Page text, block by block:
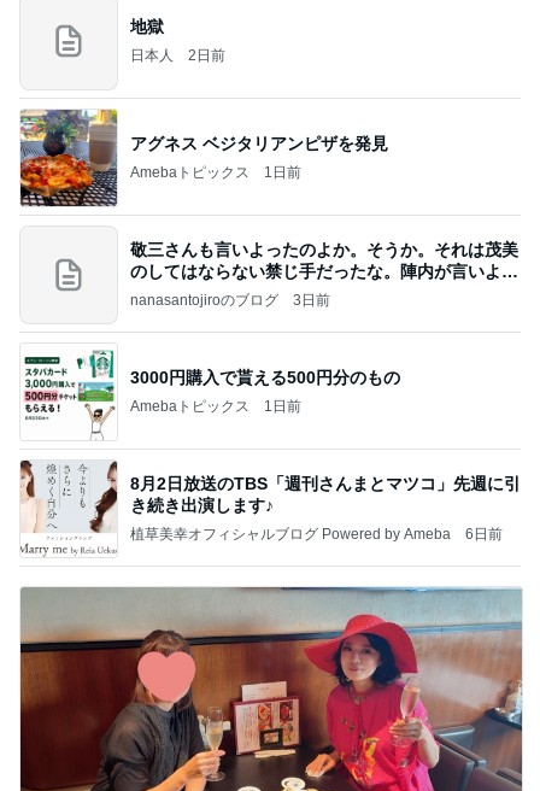
地獄
日本人 2日前
アグネス ベジタリアンピザを発見
Amebaトピックス 1日前
敬三さんも言いよったのよか。そうか。それは茂美
のしてはならない禁じ手だったな。陣内が言いよる
のよ
nanasantojiroのブログ 3日前
3000円購入で貰える500円分のもの
Amebaトピックス 1日前
8月2日放送のTBS「週刊さんまとマツコ」先週に引
き続き出演します♪
植草美幸オフィシャルブログ Powered by Ameba 6日前